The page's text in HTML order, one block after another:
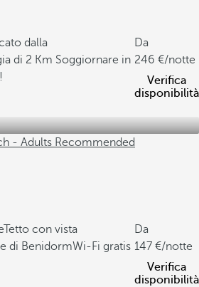
dalla
di 2 Km Soggiornare in
Da
246
/notte
Verifica
disponibilità
- Adults Recommended
Tetto con vista
di BenidormWi-Fi gratis
Da
147
/notte
Verifica
disponibilità